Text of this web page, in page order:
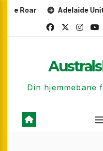
Skip
Adelaide United FC
Din